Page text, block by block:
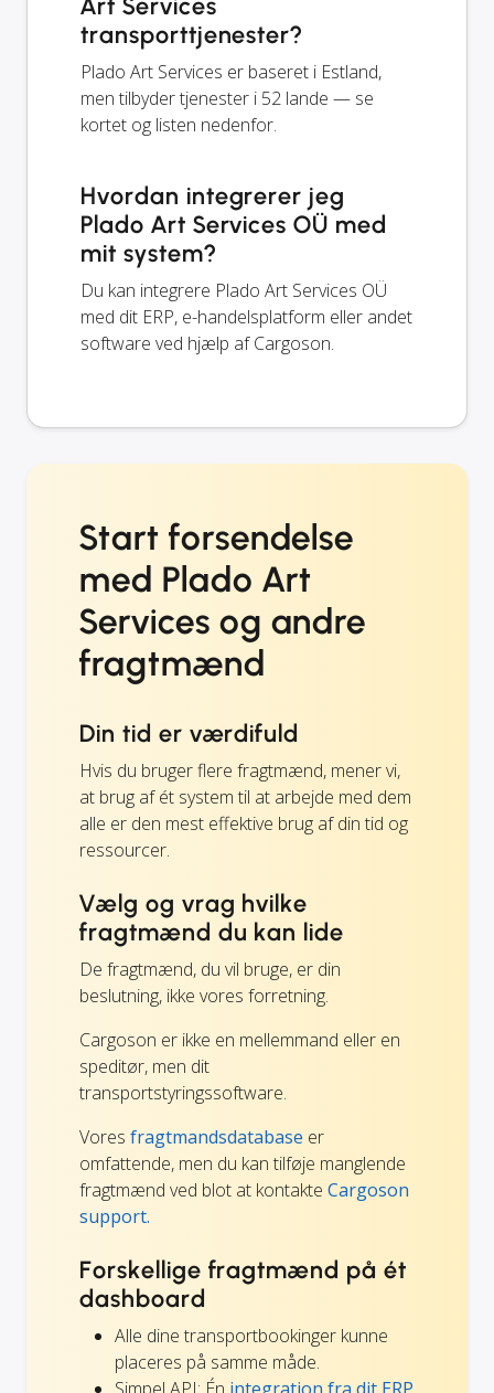
Art Services
transporttjenester?
Plado Art Services er baseret i Estland,
men tilbyder tjenester i 52 lande — se
kortet og listen nedenfor.
Hvordan integrerer jeg
Plado Art Services OÜ med
mit system?
Du kan integrere Plado Art Services OÜ
med dit ERP, e-handelsplatform eller andet
software ved hjælp af Cargoson.
Start forsendelse
med Plado Art
Services og andre
fragtmænd
Din tid er værdifuld
Hvis du bruger flere fragtmænd, mener vi,
at brug af ét system til at arbejde med dem
alle er den mest effektive brug af din tid og
ressourcer.
Vælg og vrag hvilke
fragtmænd du kan lide
De fragtmænd, du vil bruge, er din
beslutning, ikke vores forretning.
Cargoson er ikke en mellemmand eller en
speditør, men dit
transportstyringssoftware.
Vores fragtmandsdatabase er
omfattende, men du kan tilføje manglende
fragtmænd ved blot at kontakte Cargoson
support.
Forskellige fragtmænd på ét
dashboard
Alle dine transportbookinger kunne
placeres på samme måde.